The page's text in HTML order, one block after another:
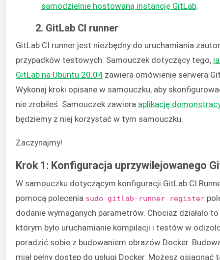
samodzielnie hostowaną instancję GitLab
2. GitLab CI runner
GitLab CI runner jest niezbędny do uruchamiania
przypadków testowych. Samouczek dotyczący tego,
GitLab na Ubuntu 20.04 zawiera omówienie serwera
Wykonaj kroki opisane w samouczku, aby
nie zrobiłeś. Samouczek zawiera aplikację
będziemy z niej korzystać w tym samouczku.
Zaczynajmy!
Krok 1: Konfiguracja uprzywilejowanego
W samouczku dotyczącym konfiguracji GitLab CI
pomocą polecenia sudo gitlab-runner register
dodanie wymaganych parametrów. Chociaż działało
którym było uruchamianie kompilacji i testów w
poradzić sobie z budowaniem obrazów Docker.
miał pełny dostęp do usługi Docker. Możesz